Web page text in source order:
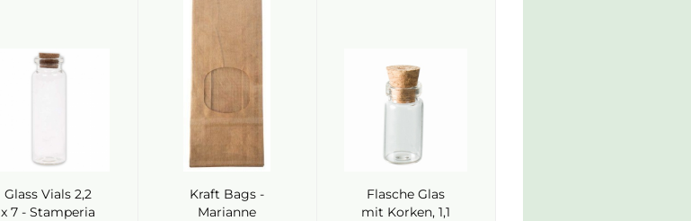
Glass Vials 2,2
x 7 - Stamperia
Kraft Bags -
Marianne
Flasche Glas
mit Korken, 1,1